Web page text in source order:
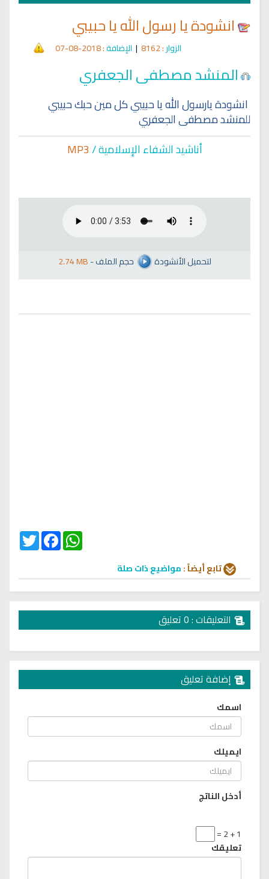
انشودة يا رسول الله يا حبيبي
الزوار: 8162
| الإضافة: 2018-08-07
المنشد مصطفى الجعفري
انشودة يارسول الله يا حبيبي كل مين حبك حبيبي
للمنشد مصطفى الجعفري
أناشيد الشفاء الإسلامية /MP3
2.74 MB- لتحميل الأنشودة حجم الملف
Twitter
FacebookWhatsApp
تابع أيضاً :مواضيع ذات صلة
التعليقات : 0 تعليق
إضافة تعليق
اسمك
ايميلك
أدخل الناتج
1 + 2 =
تعليقك